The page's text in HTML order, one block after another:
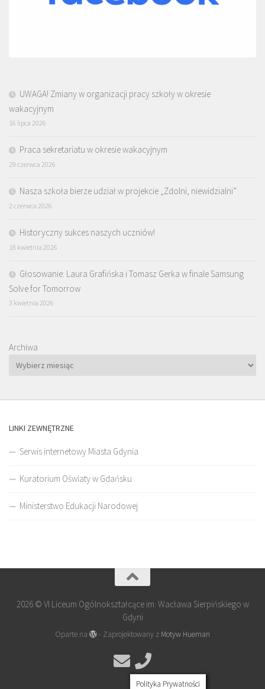
UWAGA! Zmiany w organizacji pracy szkoły w okresie
wakacyjnym
16 lipca 2026
Praca sekretariatu w okresie wakacyjnym
29 czerwca 2026
Nasza szkoła bierze udział w projekcie „Zdolni, niewidzialni”
2 czerwca 2026
Historyczny sukces naszych uczniów!
18 kwietnia 2026
Głosowanie: Laura Grafińska i Tomasz Gerka w finale Samsung
Solve for Tomorrow
3 kwietnia 2026
Archiwa
LINKI ZEWNĘTRZNE
Serwis internetowy Miasta Gdynia
Kuratorium Oświaty w Gdańsku
Ministerstwo Edukacji Narodowej
2026 © VI Liceum Ogólnokształcące im. Wacława Sierpińskiego w
Gdyni
Oparte na - Zaprojektowany z Motyw Hueman
Polityka Prywatności